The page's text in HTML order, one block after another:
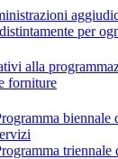
per
alla
forniture
biennale